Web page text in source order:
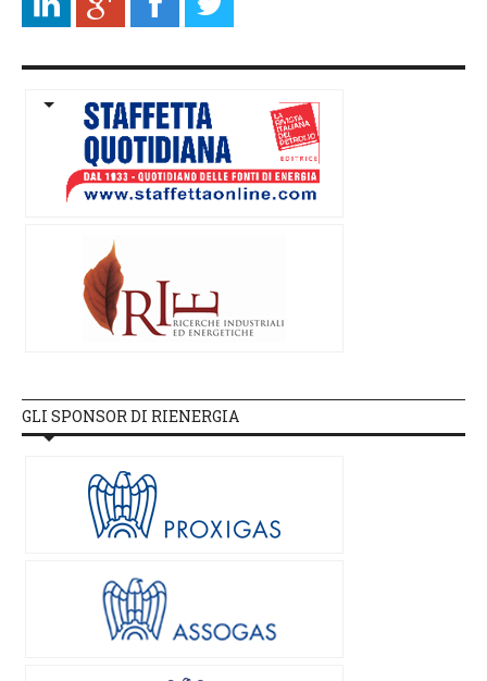
GLI SPONSOR DI RIENERGIA